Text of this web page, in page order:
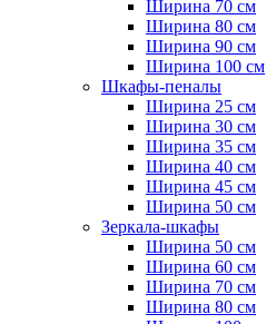
Ширина 70 см
Ширина 80 см
Ширина 90 см
Ширина 100 см
Шкафы-пеналы
Ширина 25 см
Ширина 30 см
Ширина 35 см
Ширина 40 см
Ширина 45 см
Ширина 50 см
Зеркала-шкафы
Ширина 50 см
Ширина 60 см
Ширина 70 см
Ширина 80 см